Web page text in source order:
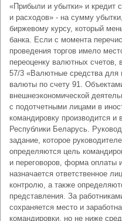
«Прибыли и убытки» и кредит
и расходов» - на сумму
биржевому курсу, который
банка. Если с момента
проведения торгов имело
переоценку валютных счетов,
57/3 «Валютные средства для
валюты по счету 91.
внешнеэкономической
с подотчетными лицами в
командировку производится и
Республики Беларусь.
задание, которое
определяются цель
и переговоров, форма оплаты
назначается ответственное
контролю, а также
представления. За
сохраняется место и
командировки, но не ниже